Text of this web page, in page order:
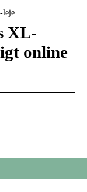
leje
XL-
online